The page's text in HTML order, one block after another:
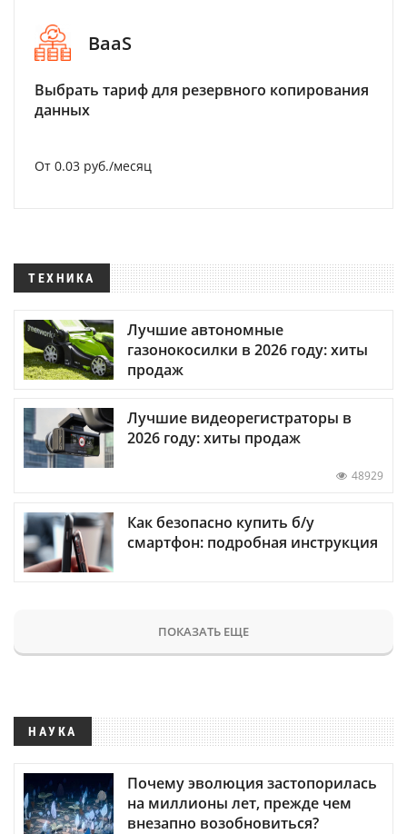
BaaS
Выбрать тариф для резервного копирования
данных
От 0.03 руб./месяц
ТЕХНИКА
Лучшие автономные
газонокосилки в 2026 году: хиты
продаж
Лучшие видеорегистраторы в
2026 году: хиты продаж
48929
Как безопасно купить б/у
смартфон: подробная инструкция
ПОКАЗАТЬ ЕЩЕ
НАУКА
Почему эволюция застопорилась
на миллионы лет, прежде чем
внезапно возобновиться?